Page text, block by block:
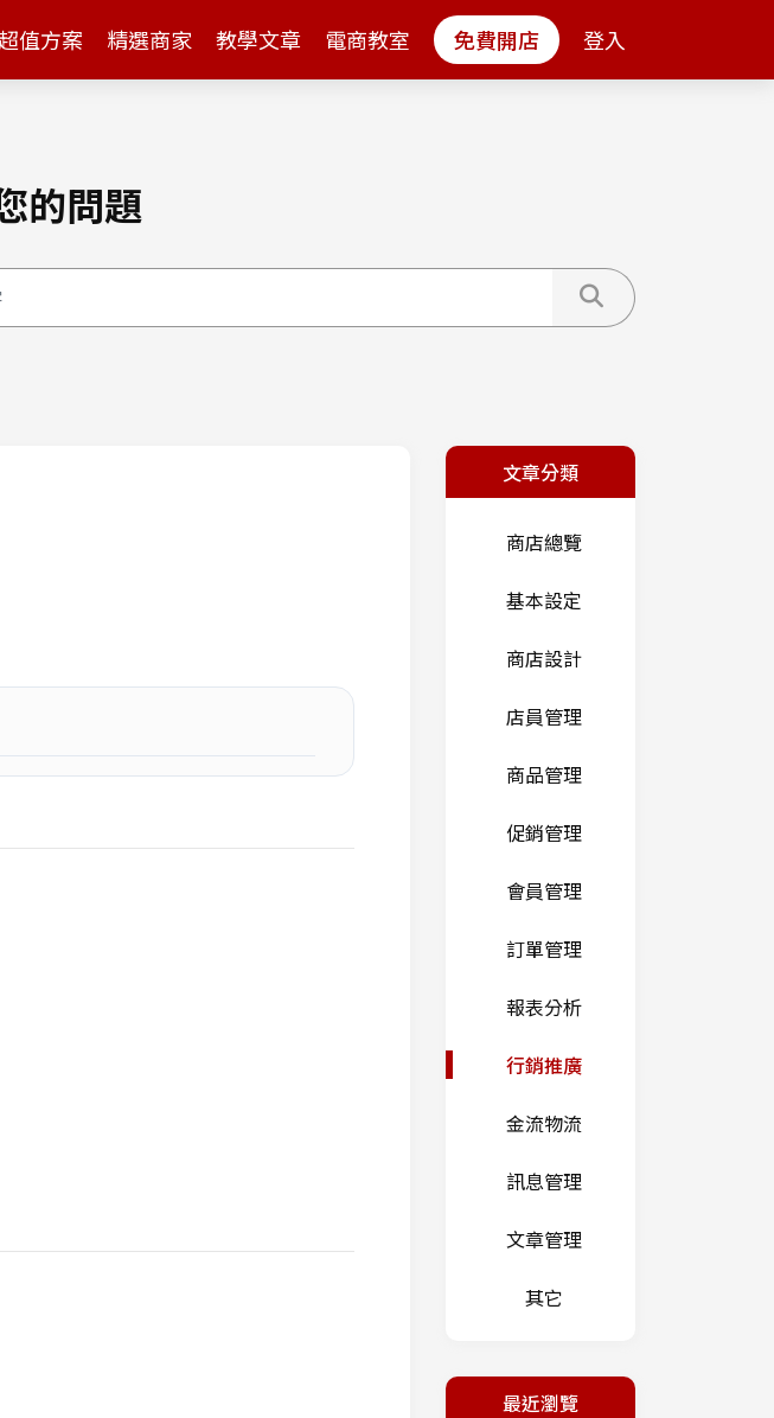
值方案 精選商家 教學文章 電商教室 免費開店 登入
的問題
文章分類
商店總覽
基本設定
商店設計
店員管理
商品管理
促銷管理
會員管理
訂單管理
報表分析
行銷推廣
金流物流
訊息管理
文章管理
其它
最近瀏覽